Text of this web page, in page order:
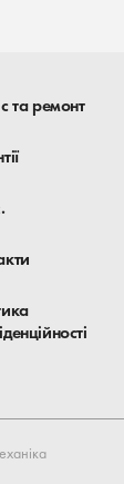
та ремонт